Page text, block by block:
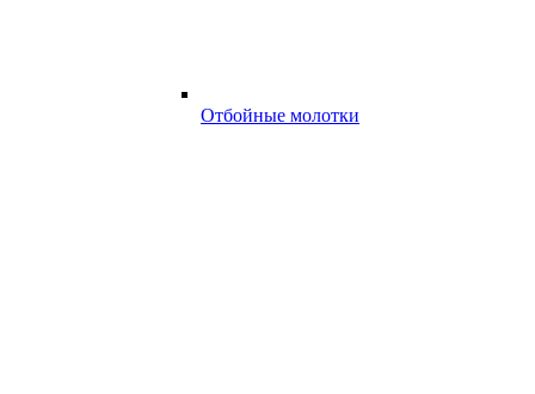
Отбойные молотки